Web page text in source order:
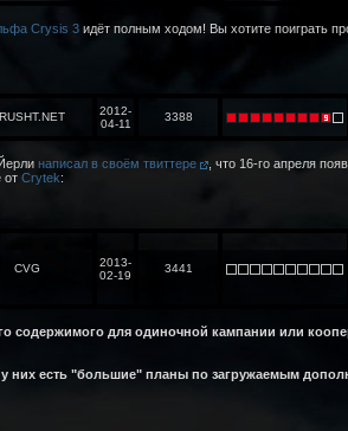
Crysis 3 идёт полным ходом! Вы хотите поиграть
2012-
04-11
3388
написал в своём твиттере
, что 16-го апреля
от Crytek:
CVG
2013-
02-19
3441
содержимого для одиночной кампании или
у них есть "большие" планы по загружаемым